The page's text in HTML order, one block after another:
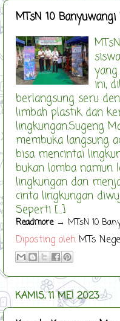
MTsN 10
ini,
berlangsung seru
limbah plastik dan
lingkungan.Sugeng
membuka langsung
bisa mencintai
bukan lomba
lingkungan dan
cinta lingkungan
Seperti [...]
Readmore→ MTsN 10
Diposting oleh MTs
KAMIS, 11 MEI 2023